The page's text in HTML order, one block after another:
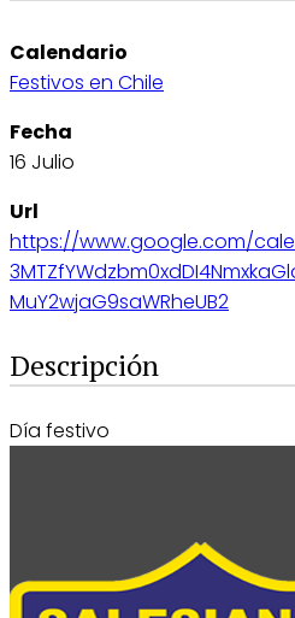
Calendario
Festivos en Chile
Fecha
16 Julio
Url
https://www.google.com/
MuY2wjaG9saWRheUB2
Descripción
Día festivo